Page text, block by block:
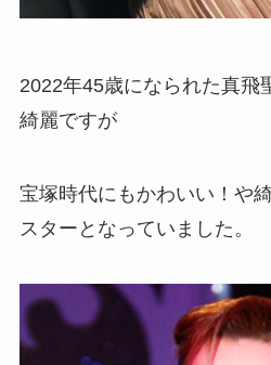
2022年45歳になられた真飛
綺麗ですが
宝塚時代にもかわいい！や
スターとなっていました。